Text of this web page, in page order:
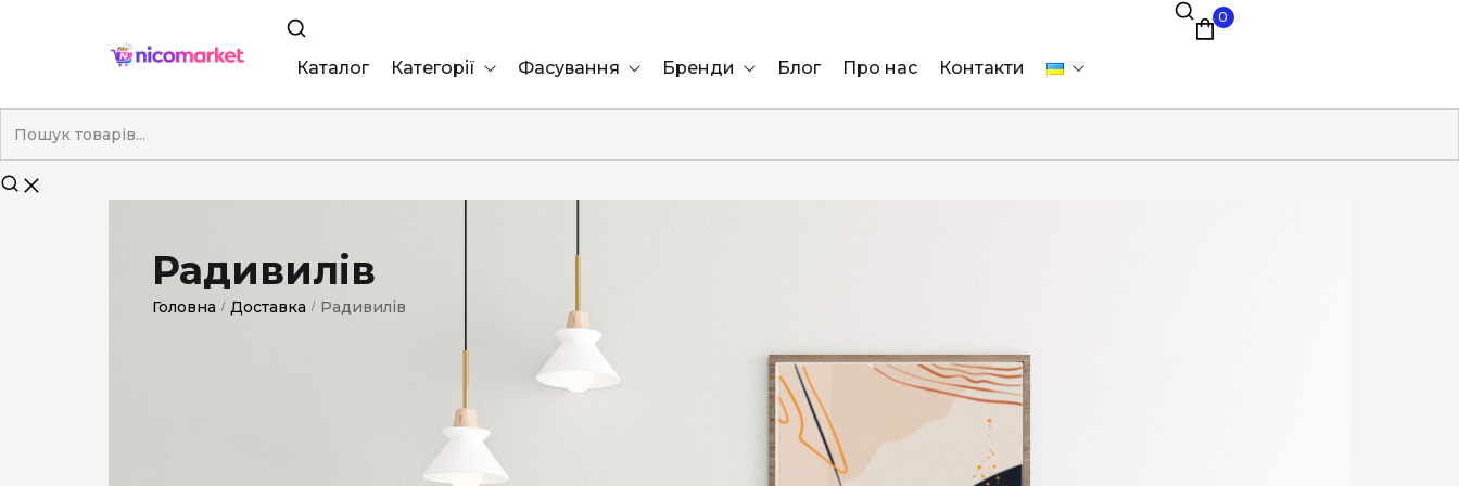
Каталог Категорії
Nano
Без фільтра
Смакові (капсула)
Фасування Бренди Блог Про нас Контакти
0
Радивилів
Головна / Доставка / Радивилів